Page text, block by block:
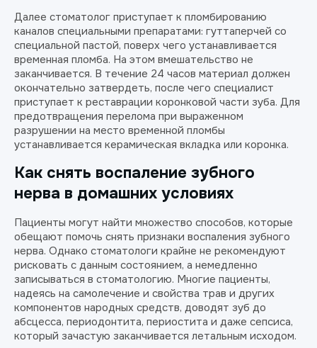
Далее стоматолог приступает к пломбированию
каналов специальными препаратами: гуттаперчей со
специальной пастой, поверх чего устанавливается
временная пломба. На этом вмешательство не
заканчивается. В течение 24 часов материал должен
окончательно затвердеть, после чего специалист
приступает к реставрации коронковой части зуба. Для
предотвращения перелома при выраженном
разрушении на место временной пломбы
устанавливается керамическая вкладка или коронка.
Как снять воспаление зубного
нерва в домашних условиях
Пациенты могут найти множество способов, которые
обещают помочь снять признаки воспаления зубного
нерва. Однако стоматологи крайне не рекомендуют
рисковать с данным состоянием, а немедленно
записываться в стоматологию. Многие пациенты,
надеясь на самолечение и свойства трав и других
компонентов народных средств, доводят зуб до
абсцесса, периодонтита, периостита и даже сепсиса,
который зачастую заканчивается летальным исходом.